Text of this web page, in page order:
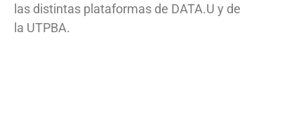
las distintas plataformas de DATA.U y de
la UTPBA.